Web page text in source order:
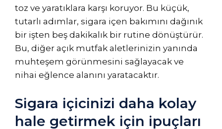
toz ve yaratıklara karşı koruyor. Bu küçük,
tutarlı adımlar, sigara içen bakımını dağınık
bir işten beş dakikalık bir rutine dönüştürür.
Bu, diğer açık mutfak aletlerinizin yanında
muhteşem görünmesini sağlayacak ve
nihai eğlence alanını yaratacaktır.
Sigara içicinizi daha kolay
hale getirmek için ipuçları